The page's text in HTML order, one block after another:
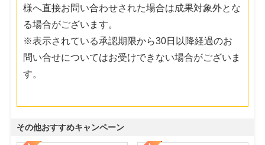
様へ直接お問い合わせされた場合は成果対象外とな
る場合がございます。
※表示されている承認期限から30日以降経過のお
問い合せについてはお受けできない場合がございま
す。
その他おすすめキャンペーン